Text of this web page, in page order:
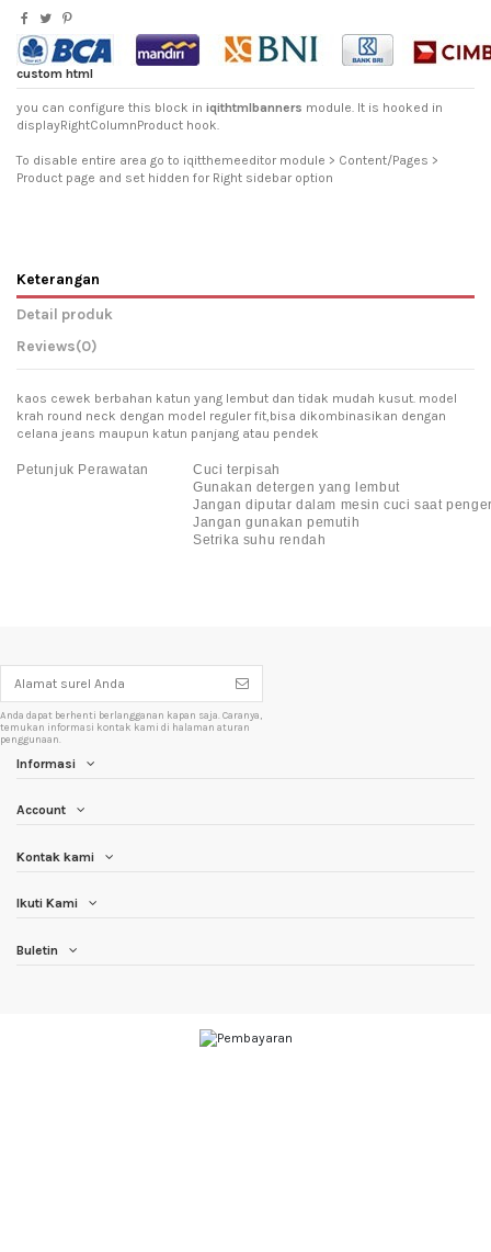
custom html
you can configure this block in iqithtmlbanners module. It is hooked in
displayRightColumnProduct hook.
To disable entire area go to iqitthemeeditor module > Content/Pages >
Product page and set hidden for Right sidebar option
Keterangan
Detail produk
Reviews(0)
kaos cewek berbahan katun yang lembut dan tidak mudah kusut. model
krah round neck dengan model reguler fit,bisa dikombinasikan dengan
celana jeans maupun katun panjang atau pendek
Petunjuk Perawatan
Cuci terpisah
Gunakan detergen yang lembut
Jangan diputar dalam mesin cuci saat
Jangan gunakan pemutih
Setrika suhu rendah
Anda dapat berhenti berlangganan kapan saja. Caranya,
temukan informasi kontak kami di halaman aturan
penggunaan.
Informasi
Account
Kontak kami
Ikuti Kami
Buletin